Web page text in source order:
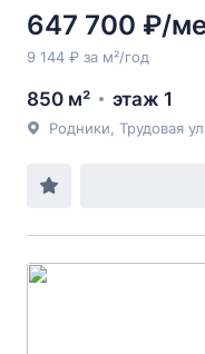
647 700 ₽/
9 144 ₽ за м²/год
850 м² этаж 1
Родники, Трудовая